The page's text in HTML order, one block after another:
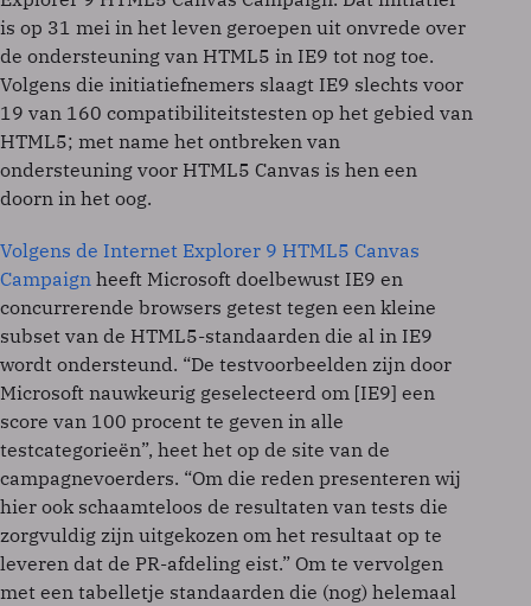
is op 31 mei in het leven geroepen uit onvrede over
de ondersteuning van HTML5 in IE9 tot nog toe.
Volgens die initiatiefnemers slaagt IE9 slechts voor
19 van 160 compatibiliteitstesten op het gebied van
HTML5; met name het ontbreken van
ondersteuning voor HTML5 Canvas is hen een
doorn in het oog.
Volgens de Internet Explorer 9 HTML5 Canvas
Campaign heeft Microsoft doelbewust IE9 en
concurrerende browsers getest tegen een kleine
subset van de HTML5-standaarden die al in IE9
wordt ondersteund. “De testvoorbeelden zijn door
Microsoft nauwkeurig geselecteerd om [IE9] een
score van 100 procent te geven in alle
testcategorieën”, heet het op de site van de
campagnevoerders. “Om die reden presenteren wij
hier ook schaamteloos de resultaten van tests die
zorgvuldig zijn uitgekozen om het resultaat op te
leveren dat de PR-afdeling eist.” Om te vervolgen
met een tabelletje standaarden die (nog) helemaal